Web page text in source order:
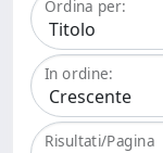
Ordina per:
In ordine:
Risultati/Pagina